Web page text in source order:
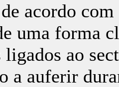
acordo
uma forma
ao
a auferir